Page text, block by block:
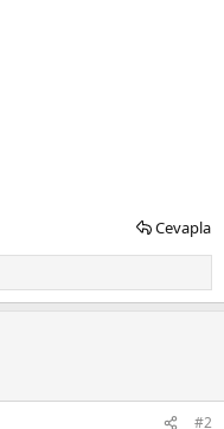
Cevapla
#2